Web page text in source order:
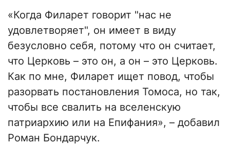
«Когда Филарет говорит "нас не
удовлетворяет", он имеет в виду
безусловно себя, потому что он считает,
что Церковь – это он, а он – это Церковь.
Как по мне, Филарет ищет повод, чтобы
разорвать постановления Томоса, но так,
чтобы все свалить на вселенскую
патриархию или на Епифания», – добавил
Роман Бондарчук.